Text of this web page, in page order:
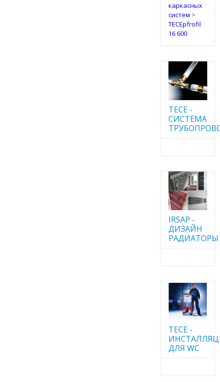
каркасных
систем >
TECEpfrofil
16 600
TECE -
CИСТЕМА
IRSAP -
ДИЗАЙН
РАДИАТОРЫ
TECE -
ДЛЯ WC